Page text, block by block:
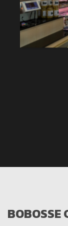
BOBOSSE